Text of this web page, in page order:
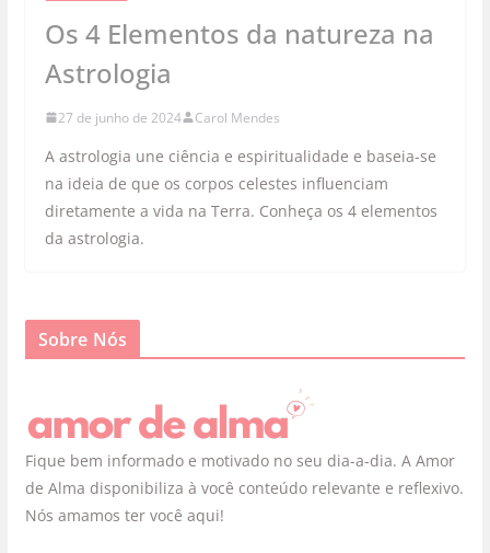
Os 4 Elementos da natureza na
Astrologia
27 de junho de 2024 Carol Mendes
A astrologia une ciência e espiritualidade e baseia-se
na ideia de que os corpos celestes influenciam
diretamente a vida na Terra. Conheça os 4 elementos
da astrologia.
Sobre Nós
Fique bem informado e motivado no seu dia-a-dia. A Amor
de Alma disponibiliza à você conteúdo relevante e reflexivo.
Nós amamos ter você aqui!